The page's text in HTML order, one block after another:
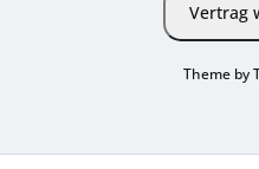
Vertrag
Theme by